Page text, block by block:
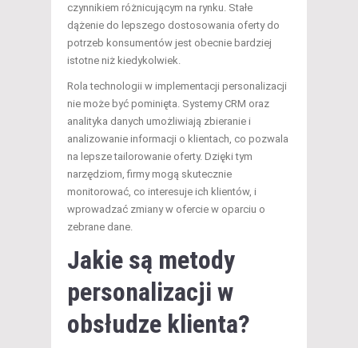
czynnikiem różnicującym na rynku. Stałe
dążenie do lepszego dostosowania oferty do
potrzeb konsumentów jest obecnie bardziej
istotne niż kiedykolwiek.
Rola technologii w implementacji personalizacji
nie może być pominięta. Systemy CRM oraz
analityka danych umożliwiają zbieranie i
analizowanie informacji o klientach, co pozwala
na lepsze tailorowanie oferty. Dzięki tym
narzędziom, firmy mogą skutecznie
monitorować, co interesuje ich klientów, i
wprowadzać zmiany w ofercie w oparciu o
zebrane dane.
Jakie są metody
personalizacji w
obsłudze klienta?